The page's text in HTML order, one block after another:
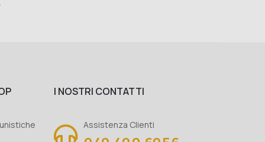
I NOSTRI CONTATTI
Assistenza Clienti